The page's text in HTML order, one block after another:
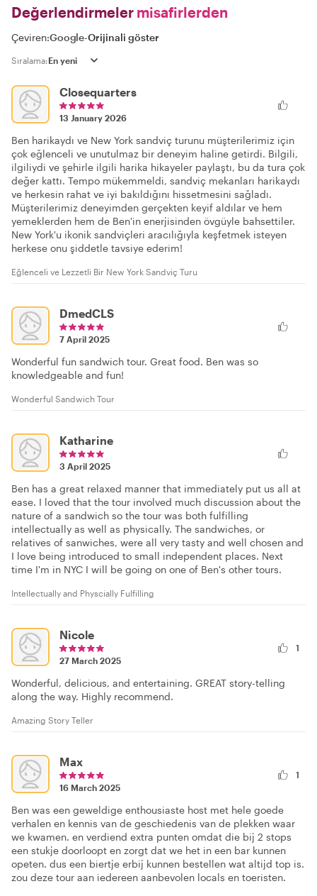
Değerlendirmeler misafirlerden
Çeviren:Google-Orijinali göster
Sıralama:
Closequarters
13 January 2026
Ben harikaydı ve New York sandviç turunu müşterilerimiz için
çok eğlenceli ve unutulmaz bir deneyim haline getirdi. Bilgili,
ilgiliydi ve şehirle ilgili harika hikayeler paylaştı, bu da tura çok
değer kattı. Tempo mükemmeldi, sandviç mekanları harikaydı
ve herkesin rahat ve iyi bakıldığını hissetmesini sağladı.
Müşterilerimiz deneyimden gerçekten keyif aldılar ve hem
yemeklerden hem de Ben'in enerjisinden övgüyle bahsettiler.
New York'u ikonik sandviçleri aracılığıyla keşfetmek isteyen
herkese onu şiddetle tavsiye ederim!
Eğlenceli ve Lezzetli Bir New York Sandviç Turu
DmedCLS
7 April 2025
Wonderful fun sandwich tour. Great food. Ben was so
knowledgeable and fun!
Wonderful Sandwich Tour
Katharine
3 April 2025
Ben has a great relaxed manner that immediately put us all at
ease. I loved that the tour involved much discussion about the
nature of a sandwich so the tour was both fulfilling
intellectually as well as physically. The sandwiches, or
relatives of sanwiches, were all very tasty and well chosen and
I love being introduced to small independent places. Next
time I'm in NYC I will be going on one of Ben's other tours.
Intellectually and Physcially Fulfilling
Nicole
27 March 2025
1
Wonderful, delicious, and entertaining. GREAT story-telling
along the way. Highly recommend.
Amazing Story Teller
Max
16 March 2025
1
Ben was een geweldige enthousiaste host met hele goede
verhalen en kennis van de geschiedenis van de plekken waar
we kwamen. en verdiend extra punten omdat die bij 2 stops
een stukje doorloopt en zorgt dat we het in een bar kunnen
opeten. dus een biertje erbij kunnen bestellen wat altijd top is.
zou deze tour aan iedereen aanbevolen locals en toeristen.